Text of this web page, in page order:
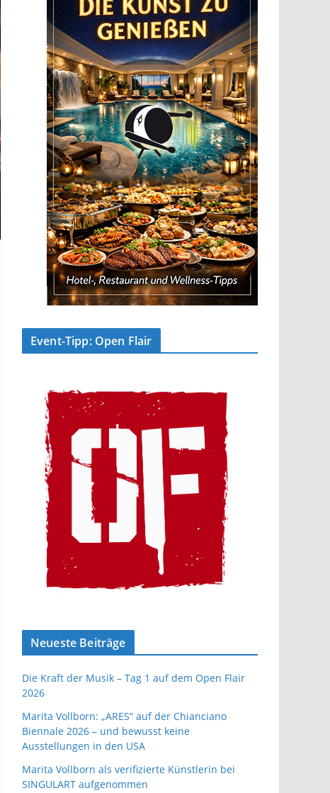
Event-Tipp: Open Flair
Neueste Beiträge
Die Kraft der Musik – Tag 1 auf dem Open Flair
2026
Marita Vollborn: „ARES“ auf der Chianciano
Biennale 2026 – und bewusst keine
Ausstellungen in den USA
Marita Vollborn als verifizierte Künstlerin bei
SINGULART aufgenommen